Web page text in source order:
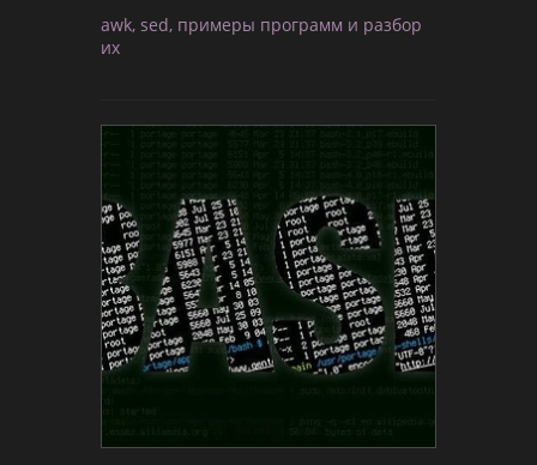
awk, sed, примеры программ и разбор
их